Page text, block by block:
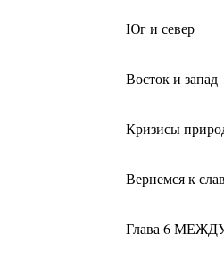
Юг и север
Восток и запад
Кризисы
Вернемся к
Глава 6